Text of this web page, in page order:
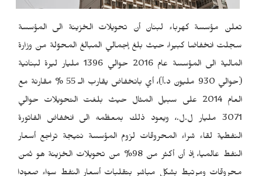
تعلن مؤسسة كهرباء لبنان أن تحويلات الخزينة الى المؤسسة
سجلت انخفاضا كبيرا، حيث بلغ إجمالي المبالغ المحوّلة من وزارة
المالية الى المؤسسة عام 2016 حوالي 1396 مليار ليرة لبنانية
(حوالي 930 مليون د.أ)، أي بانخفاض يقارب الـ 55 % مقارنة مع
العام 2014 على سبيل المثال حيث بلغت التحويلات حوالي
3071 مليار ل.ل.، ويعود ذلك بمعظمه الى انخفاض الفاتورة
النفطية لقاء شراء المحروقات لزوم المؤسسة نتيجة تراجع أسعار
النفط عالميا، إذ أن أكثر من 98% من تحويلات الخزينة هو ثمن
محروقات ومرتبط بشكل مباشر بتقلبات أسعار النفط سواء صعودا